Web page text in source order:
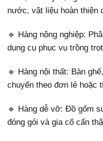
nước, vật liệu hoàn thiện
🔹 Hàng nông nghiệp:
dụng cụ phục vụ trồng
🔹 Hàng nội thất: Bàn
chuyển theo đơn lẻ hoặc
🔹 Hàng dễ vỡ: Đồ gốm
đóng gói và gia cố cẩn